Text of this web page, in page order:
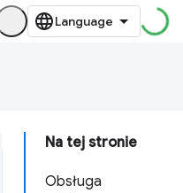
Na tej stronie
Obsługa